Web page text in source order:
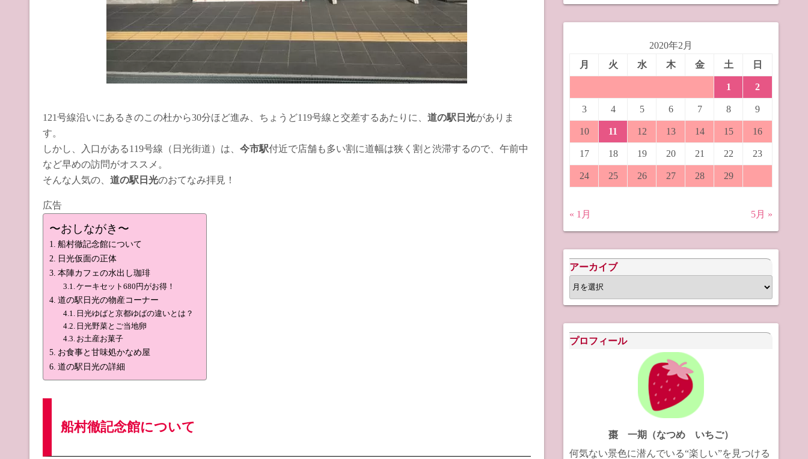
121号線沿いにあるきのこの杜から30分ほど進み、ちょうど119号線と交差するあたりに、 道の駅日光がありま
す。
しかし、入口がある119号線（日光街道）は、 今市駅付近で店舗も多い割に道幅は狭く割と渋滞するので、午前中
など早めの訪問がオススメ。
そんな人気の、 道の駅日光のおてなみ拝見！
広告
〜おしながき〜
船村徹記念館について
日光仮面の正体
本陣カフェの水出し珈琲
ケーキセット680円がお得！
道の駅日光の物産コーナー
日光ゆばと京都ゆばの違いとは？
日光野菜とご当地卵
お土産お菓子
お食事と甘味処かなめ屋
道の駅日光の詳細
船村徹記念館について
2020年2月
月
火 水 木 金 土 日
1 2
3 4 5 6 7 8 9
10 11 12 13 14 15 16
17 18 19 20 21 22 23
24 25 26 27 28 29
« 1月 5月 »
アーカイブ
ア
ー
ブ
プロフィール
棗 一期（なつめ いちご）
何気ない景色に潜んでいる“楽しい”を見つける